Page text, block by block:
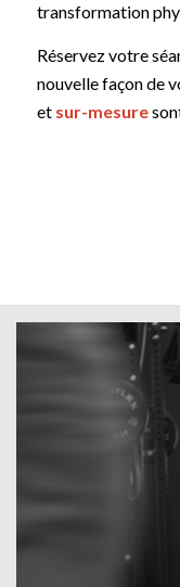
transformation
Réservez votre
nouvelle façon de
et sur-mesure